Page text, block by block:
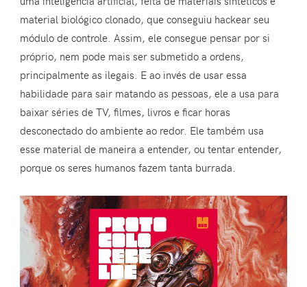
material biológico clonado, que conseguiu hackear seu
módulo de controle. Assim, ele consegue pensar por si
próprio, nem pode mais ser submetido a ordens,
principalmente as ilegais. E ao invés de usar essa
habilidade para sair matando as pessoas, ele a usa para
baixar séries de TV, filmes, livros e ficar horas
desconectado do ambiente ao redor. Ele também usa
esse material de maneira a entender, ou tentar entender,
porque os seres humanos fazem tanta burrada.